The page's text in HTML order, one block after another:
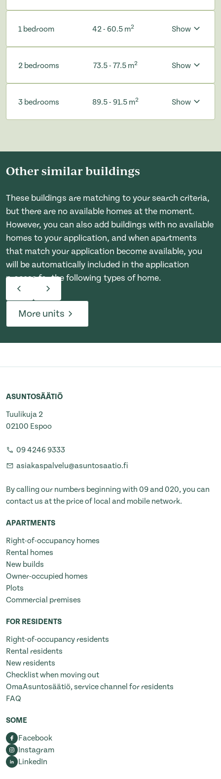
1 bedroom 42 - 60.5 m2 Show
2 bedrooms 73.5 - 77.5 m2 Show
3 bedrooms 89.5 - 91.5 m2 Show
Other similar buildings
These buildings are matching to your search criteria,
but there are no available homes at the moment.
However, you can also add buildings with no available
homes to your application, and when apartments
that match your application become available, you
will be automatically included in the application
process for the following types of home.
More units
ASUNTOSÄÄTIÖ
Tuulikuja 2
02100 Espoo
09 4246 9333
asiakaspalvelu@asuntosaatio.fi
By calling our numbers beginning with 09 and 020, you can
contact us at the price of local and mobile network.
APARTMENTS
Right-of-occupancy homes
Rental homes
New builds
Owner-occupied homes
Plots
Commercial premises
FOR RESIDENTS
Right-of-occupancy residents
Rental residents
New residents
Checklist when moving out
OmaAsuntosäätiö, service channel for residents
FAQ
SOME
Facebook
Instagram
LinkedIn